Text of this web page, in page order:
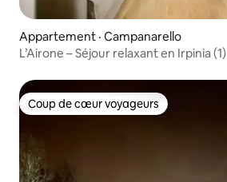
Appartement · Campanarello
L’Airone – Séjour relaxant en Irpinia (1)
Coup de cœur voyageurs
Coup de cœur voyageurs